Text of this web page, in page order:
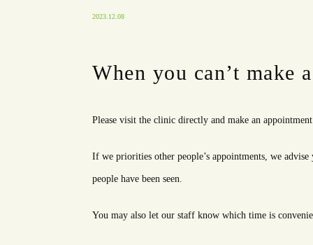
2023.12.08
When you can’t make
Please visit the clinic directly and make an
If we priorities other people’s appointments, we
people have been seen.
You may also let our staff know which time is